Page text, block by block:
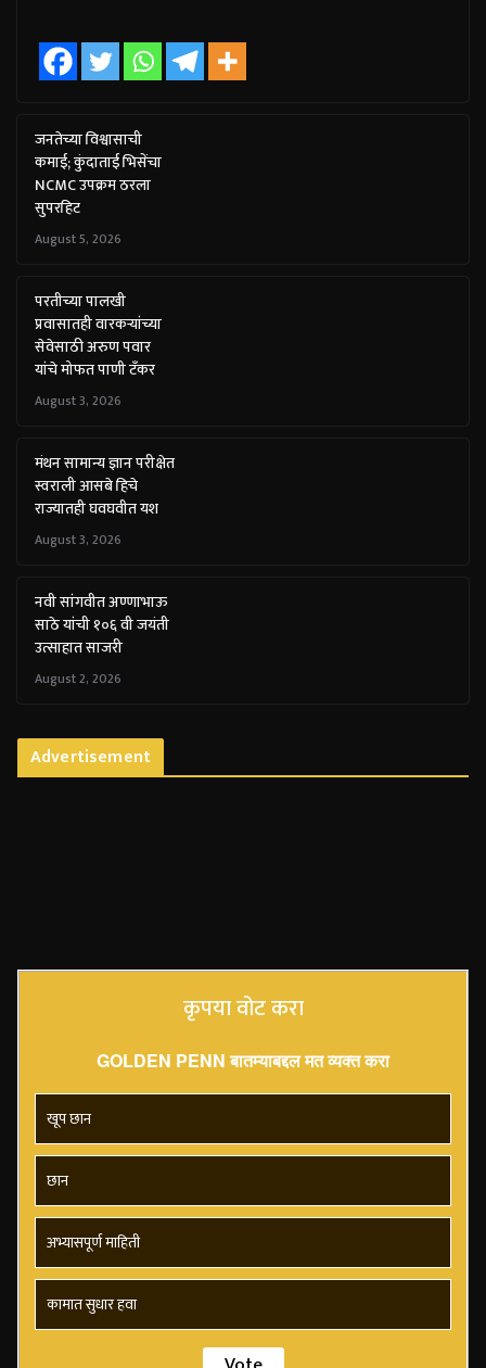
जनतेच्या विश्वासाची
कमाई; कुंदाताई भिसेंचा
NCMC उपक्रम ठरला
सुपरहिट
August 5, 2026
परतीच्या पालखी
प्रवासातही वारकऱ्यांच्या
सेवेसाठी अरुण पवार
यांचे मोफत पाणी टँकर
August 3, 2026
मंथन सामान्य ज्ञान परीक्षेत
स्वराली आसबे हिचे
राज्यातही घवघवीत यश
August 3, 2026
नवी सांगवीत अण्णाभाऊ
साठे यांची १०६ वी जयंती
उत्साहात साजरी
August 2, 2026
Advertisement
कृपया वोट करा
GOLDEN PENN बातम्याबद्दल मत व्यक्त करा
खूप छान
छान
अभ्यासपूर्ण माहिती
कामात सुधार हवा